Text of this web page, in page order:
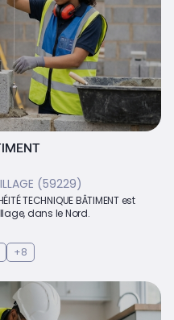
(59229)
TECHNIQUE BÂTIMENT est
dans le Nord.
+8